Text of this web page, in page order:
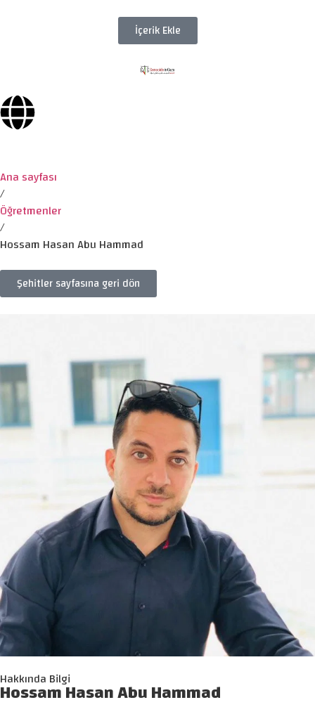
İçerik Ekle
Ana sayfası
/
Öğretmenler
/
Hossam Hasan Abu Hammad
Şehitler sayfasına geri dön
Hakkında Bilgi
Hossam Hasan Abu Hammad